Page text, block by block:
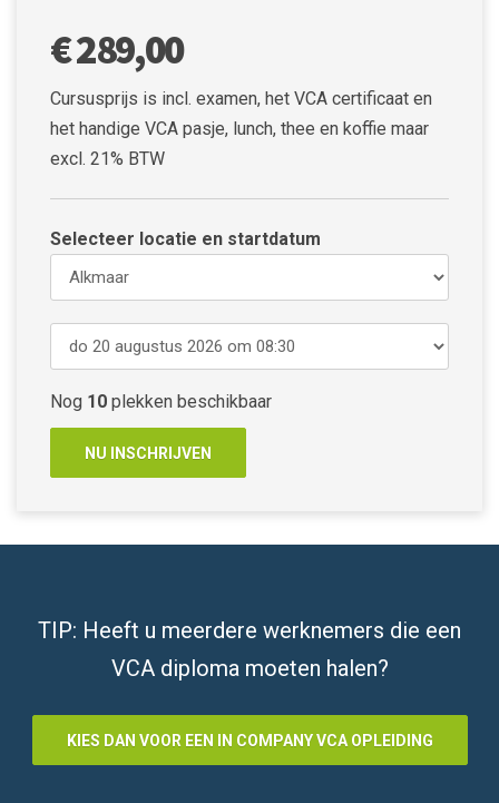
€ 289,00
Cursusprijs is incl. examen, het VCA certificaat en
het handige VCA pasje, lunch, thee en koffie maar
excl. 21% BTW
Selecteer locatie en startdatum
Nog 10 plekken beschikbaar
TIP: Heeft u meerdere werknemers die een
VCA diploma moeten halen?
KIES DAN VOOR EEN IN COMPANY VCA OPLEIDING